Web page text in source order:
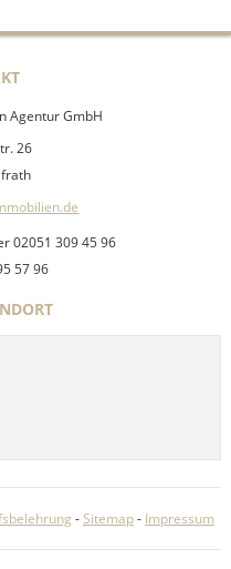
Agentur GmbH
26
02051 309 45 96
57 96
-Sitemap- Impressum